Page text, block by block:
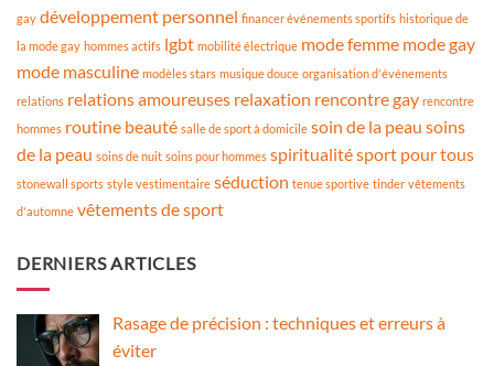
gay développement personnel financer événements sportifs historique de
la mode gay hommes actifs lgbt mobilité électrique mode femme mode gay
mode masculine modèles stars musique douce organisation d'événements
relations relations amoureuses relaxation rencontre gay rencontre
hommes routine beauté salle de sport à domicile soin de la peau soins
de la peau soins de nuit soins pour hommes spiritualitésport pour tous
stonewall sports style vestimentaire séduction tenue sportive tinder vêtements
d'automne vêtements de sport
DERNIERS ARTICLES
Rasage de précision : techniques et erreurs à
éviter